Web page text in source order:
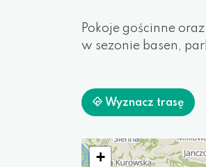
Pokoje gościnne
w sezonie basen,
Wyznacz trasę
+